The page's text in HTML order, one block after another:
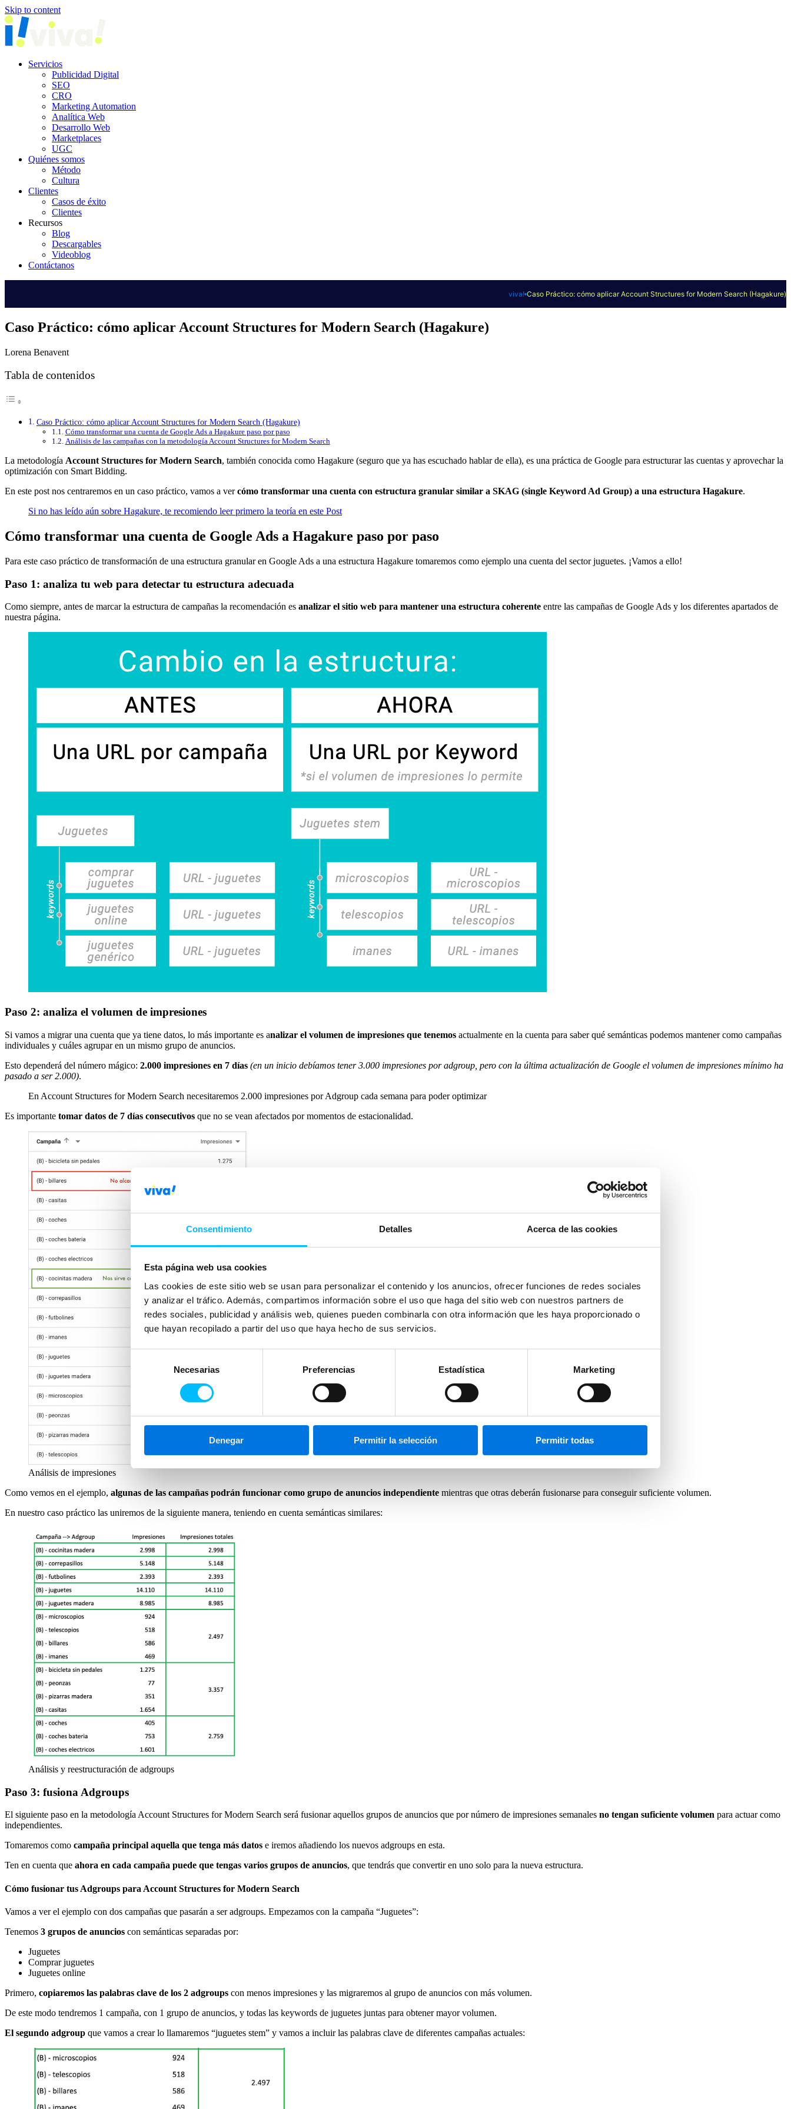
Consentimiento Detalles Acerca de las cookies
Esta página web usa cookies
Las cookies de este sitio web se usan para personalizar el contenido y los anuncios, ofrecer funciones de redes sociales
y analizar el tráfico. Además, compartimos información sobre el uso que haga del sitio web con nuestros partners de
redes sociales, publicidad y análisis web, quienes pueden combinarla con otra información que les haya proporcionado o
que hayan recopilado a partir del uso que haya hecho de sus servicios.
de
consentimiento
Necesarias Preferencias Estadística Marketing
Denegar Permitir la selección Permitir todas
Skip to content
Servicios
Publicidad Digital
SEO
CRO
Marketing Automation
Analítica Web
Desarrollo Web
Marketplaces
UGC
Quiénes somos
Método
Cultura
Clientes
Casos de éxito
Clientes
Recursos
Blog
Descargables
Videoblog
Contáctanos
viva! Caso Práctico: cómo aplicar Account Structures for Modern Search (Hagakure)
Caso Práctico: cómo aplicar Account Structures for Modern Search (Hagakure)
Lorena Benavent
Tabla de contenidos
Caso Práctico: cómo aplicar Account Structures for Modern Search (Hagakure)
Cómo transformar una cuenta de Google Ads a Hagakure paso por paso
Análisis de las campañas con la metodología Account Structures for Modern Search
La metodología Account Structures for Modern Search, también conocida como Hagakure (seguro que ya has escuchado hablar de ella), es una práctica de Google para estructurar las cuentas y aprovechar la
optimización con Smart Bidding.
En este post nos centraremos en un caso práctico, vamos a vercómo transformar una cuenta con estructura granular similar a SKAG (single Keyword Ad Group) a una estructura Hagakure.
Si no has leído aún sobre Hagakure, te recomiendo leer primero la teoría en este Post
Cómo transformar una cuenta de Google Ads a Hagakure paso por paso
Para este caso práctico de transformación de una estructura granular en Google Ads a una estructura Hagakure tomaremos como ejemplo una cuenta del sector juguetes. ¡Vamos a ello!
Paso 1: analiza tu web para detectar tu estructura adecuada
Como siempre, antes de marcar la estructura de campañas la recomendación es analizar el sitio web para mantener una estructura coherente entre las campañas de Google Ads y los diferentes apartados de
nuestra página.
Paso 2: analiza el volumen de impresiones
Si vamos a migrar una cuenta que ya tiene datos, lo más importante es analizar el volumen de impresiones que tenemos actualmente en la cuenta para saber qué semánticas podemos mantener como campañas
individuales y cuáles agrupar en un mismo grupo de anuncios.
Esto dependerá del número mágico: 2.000 impresiones en 7 días (en un inicio debíamos tener 3.000 impresiones por adgroup, pero con la última actualización de Google el volumen de impresiones mínimo ha
pasado a ser 2.000).
En Account Structures for Modern Search necesitaremos 2.000 impresiones por Adgroup cada semana para poder optimizar
Es importante tomar datos de 7 días consecutivos que no se vean afectados por momentos de estacionalidad.
Análisis de impresiones
Como vemos en el ejemplo, algunas de las campañas podrán funcionar como grupo de anuncios independiente mientras que otras deberán fusionarse para conseguir suficiente volumen.
En nuestro caso práctico las uniremos de la siguiente manera, teniendo en cuenta semánticas similares:
Análisis y reestructuración de adgroups
Paso 3: fusiona Adgroups
El siguiente paso en la metodología Account Structures for Modern Search será fusionar aquellos grupos de anuncios que por número de impresiones semanales no tengan suficiente volumen para actuar como
independientes.
Tomaremos como campaña principal aquella que tenga más datos e iremos añadiendo los nuevos adgroups en esta.
Ten en cuenta que ahora en cada campaña puede que tengas varios grupos de anuncios, que tendrás que convertir en uno solo para la nueva estructura.
Cómo fusionar tus Adgroups para Account Structures for Modern Search
Vamos a ver el ejemplo con dos campañas que pasarán a ser adgroups. Empezamos con la campaña “Juguetes”:
Tenemos 3 grupos de anuncios con semánticas separadas por:
Juguetes
Comprar juguetes
Juguetes online
Primero, copiaremos las palabras clave de los 2 adgroups con menos impresiones y las migraremos al grupo de anuncios con más volumen.
De este modo tendremos 1 campaña, con 1 grupo de anuncios, y todas las keywords de juguetes juntas para obtener mayor volumen.
El segundo adgroup que vamos a crear lo llamaremos “juguetes stem” y vamos a incluir las palabras clave de diferentes campañas actuales: